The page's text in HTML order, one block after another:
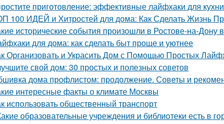
приготовление: эффективные лайфхаки для кухни
100 ИДЕЙ и Хитростей для дома: Как Сделать Жизнь
исторические события произошли в Ростове-на-
для дома: как сделать быт проще и уютнее
Организовать и Украсить Дом с Помощью Простых
свой дом: 30 простых и полезных советов
дома профлистом: продолжение. Советы и
интересные факты о климате Москвы
использовать общественный транспорт
образовательные учреждения и библиотеки есть в